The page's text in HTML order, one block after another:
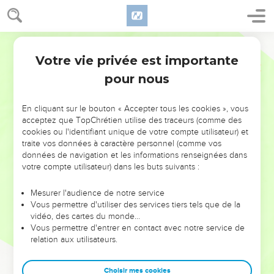
NE MANQUEZ PAS L’ÉVÉNEMENT
DE L’ANNÉE !
ET SI LEURS ERREURS POUVAIENT VOUS ÉVITER LES
VOTRES ?
leur foi ou leur vision. Mais on voit moins les doutes, les erreurs
et les saisons difficiles qu'ils ont traversés, alors même que ce
sont elles qui les ont façonnés.
Dans cette conférence, leaders, entrepreneurs, et responsables
clés pour avancer avec plus de sagesse afin que leurs erreurs
Votre vie privée est importante
pour nous
En cliquant sur le bouton « Accepter tous les cookies », vous
acceptez que TopChrétien utilise des traceurs (comme des
cookies ou l'identifiant unique de votre compte utilisateur) et
traite vos données à caractère personnel (comme vos
données de navigation et les informations renseignées dans
votre compte utilisateur) dans les buts suivants :
Mesurer l'audience de notre service
Vous permettre d'utiliser des services tiers tels que de la
vidéo, des cartes du monde…
Vous permettre d'entrer en contact avec notre service de
relation aux utilisateurs.
Choisir mes cookies